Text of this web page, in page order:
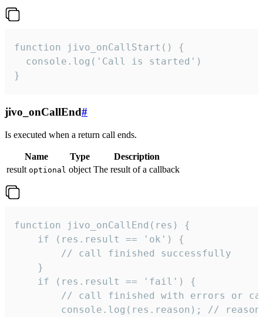
function jivo_onCallStart() {
  console.log('Call is started')
}
jivo_onCallEnd#
Is executed when a return call ends.
Name Type
Description
result optional object The result of a callback
function jivo_onCallEnd(res) {
    if (res.result == 'ok') {
        // call finished successfully
    }
    if (res.result == 'fail') {
// call finished with errors or
console.log(res.reason); //